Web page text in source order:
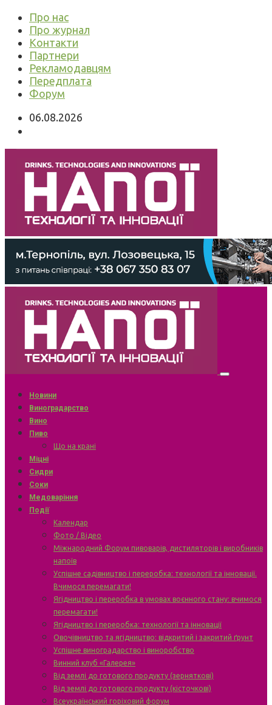
Про нас
Про журнал
Контакти
Партнери
Рекламодавцям
Передплата
Форум
06.08.2026
Новини
Виноградарство
Вино
Пиво
Що на крані
Міцні
Сидри
Соки
Медоваріння
Події
Календар
Фото / Відео
Міжнародний Форум пивоварів, дистиляторів і виробників
напоїв
Успішне садівництво і переробка: технології та інновації.
Вчимося перемагати!
Ягідництво і переробка в умовах воєнного стану: вчимося
перемагати!
Ягідництво і переробка: технології та інновації
Овочівництво та ягідництво: відкритий і закритий ґрунт
Успішне виноградарство і виноробство
Винний клуб «Галерея»
Від землі до готового продукту (зерняткові)
Від землі до готового продукту (кісточкові)
Всеукраїнський горіховий форум